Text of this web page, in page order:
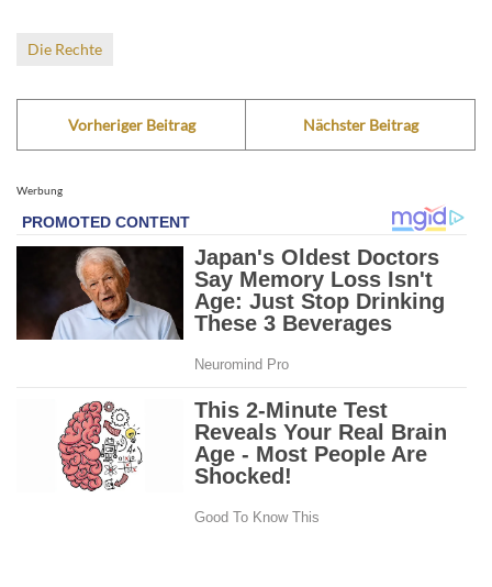
Die Rechte
Vorheriger Beitrag Nächster Beitrag
Werbung